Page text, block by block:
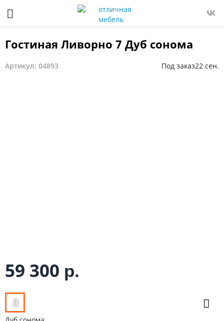
Гостиная Ливорно 7 Дуб сонома
Артикул: 04893 Под заказ22 сен.
59 300 р.